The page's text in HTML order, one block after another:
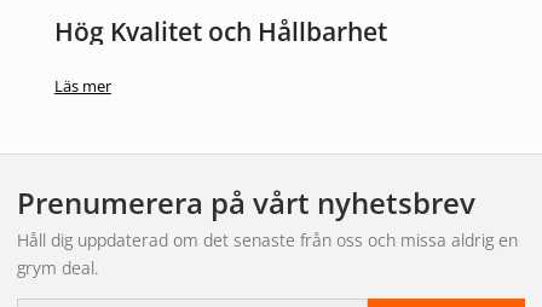
Hög Kvalitet och Hållbarhet
BrioLights No Glare LED Arbetslampa är inte bara praktisk
Funktion och Garanti
BrioLights står för sina produkters kvalitet och tillförlitlighet.
Läs mer
Prenumerera på vårt nyhetsbrev
Håll dig uppdaterad om det senaste från oss och missa aldrig en
grym deal.